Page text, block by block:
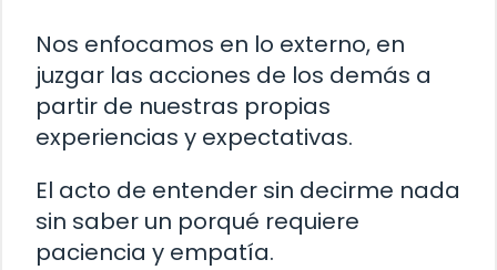
Nos enfocamos en lo externo, en
juzgar las acciones de los demás a
partir de nuestras propias
experiencias y expectativas.
El acto de entender sin decirme nada
sin saber un porqué requiere
paciencia y empatía.